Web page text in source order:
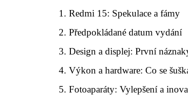
Redmi 15: Spekulace a fámy
Předpokládané datum vydání
Design a displej: První
Výkon a hardware: Co se
Fotoaparáty: Vylepšení a